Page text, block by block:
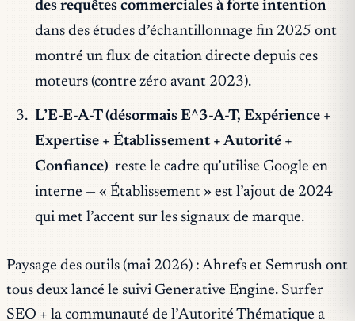
des requêtes commerciales à forte intention
dans des études d’échantillonnage fin 2025 ont
montré un flux de citation directe depuis ces
moteurs (contre zéro avant 2023).
L’E-E-A-T (désormais E^3-A-T, Expérience +
Expertise + Établissement + Autorité +
Confiance) reste le cadre qu’utilise Google en
interne — « Établissement » est l’ajout de 2024
qui met l’accent sur les signaux de marque.
Paysage des outils (mai 2026) : Ahrefs et Semrush ont
tous deux lancé le suivi Generative Engine. Surfer
SEO + la communauté de l’Autorité Thématique a